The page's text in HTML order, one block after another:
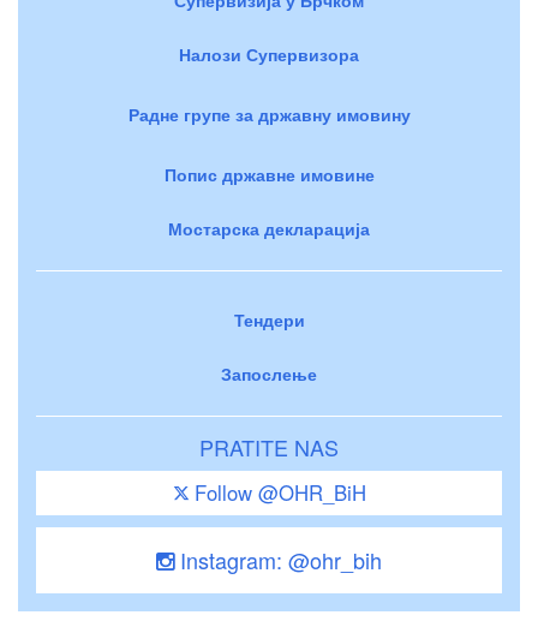
Налози Супервизора
Радне групе за државну имовину
Попис државне имовине
Мостарска декларација
Тендери
Запослење
PRATITE NAS
Follow @OHR_BiH
Instagram: @ohr_bih